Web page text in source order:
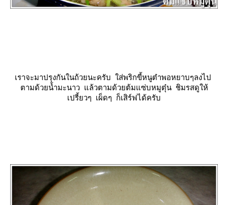
เราจะมาปรุงกันในถ้วยนะครับ ใส่พริกขี้หนูตำพอหยาบๆลงไป
ตามด้วยน้ำมะนาว แล้วตามด้วยต้มแซ่บหมูตุ๋น ชิมรสดูให้
เปรี้ยวๆ เผ็ดๆ ก็เสิร์ฟได้ครับ